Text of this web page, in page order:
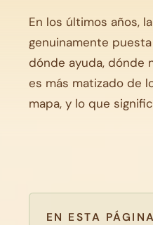
En los últimos años,
genuinamente
dónde ayuda, dónde
es más matizado de
mapa, y lo que
EN ESTA PÁGINA